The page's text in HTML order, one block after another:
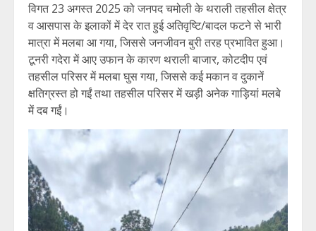
विगत 23 अगस्त 2025 को जनपद चमोली के थराली तहसील क्षेत्र
व आसपास के इलाकों में देर रात हुई अतिवृष्टि/बादल फटने से भारी
मात्रा में मलबा आ गया, जिससे जनजीवन बुरी तरह प्रभावित हुआ।
टूनरी गदेरा में आए उफान के कारण थराली बाजार, कोटदीप एवं
तहसील परिसर में मलबा घुस गया, जिससे कई मकान व दुकानें
क्षतिग्रस्त हो गईं तथा तहसील परिसर में खड़ी अनेक गाड़ियां मलबे
में दब गईं।